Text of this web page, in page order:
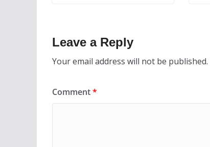
Leave a Reply
Your email address will not be published.
Comment*